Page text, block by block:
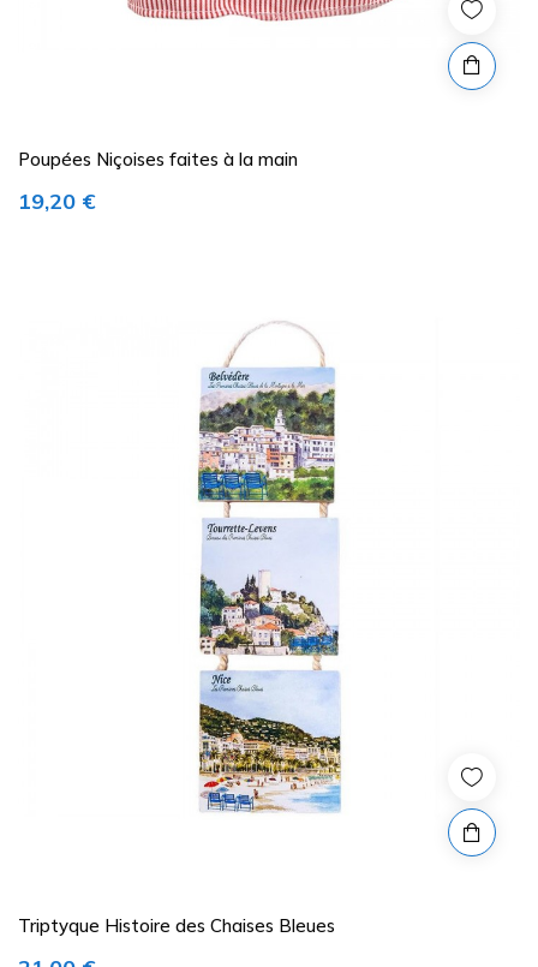
Poupées Niçoises faites à la main
Prix
19,20 €
Triptyque Histoire des Chaises Bleues
Prix